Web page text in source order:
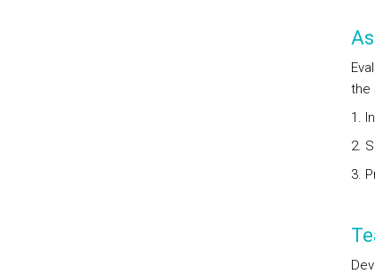
the
1.
2.
3.